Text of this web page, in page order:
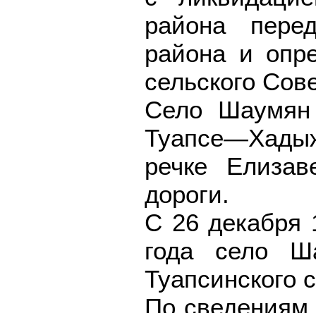
района
района и
сельского
Село Шаумян
речке
дороги.
С 26 декабря
года село
Туапсинского
По